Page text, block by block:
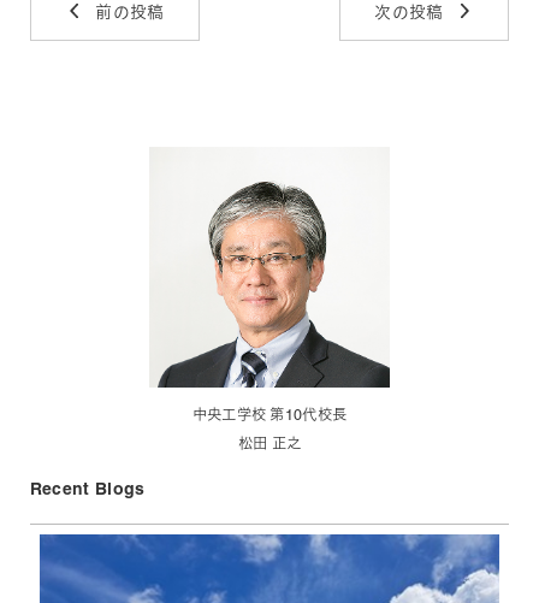
前の投稿 次の投稿
中央工学校 第10代校長
松田 正之
Recent Blogs